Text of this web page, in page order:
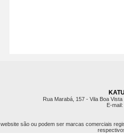
Rua Marabá, 157 - Vila Boa
E-mail:
são ou podem ser marcas comerciais